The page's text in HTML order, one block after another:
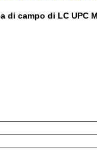
di campo di LC UPC